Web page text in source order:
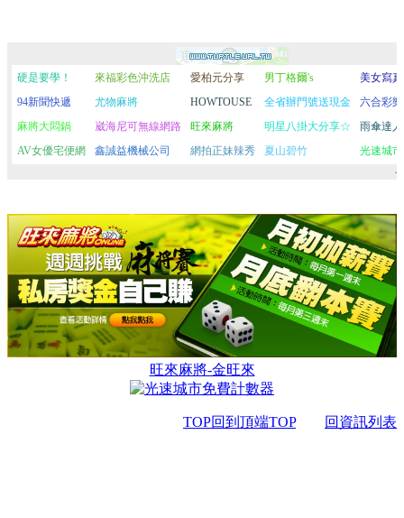
旺來麻將-金旺來
TOP回到頂端TOP 回資訊列表